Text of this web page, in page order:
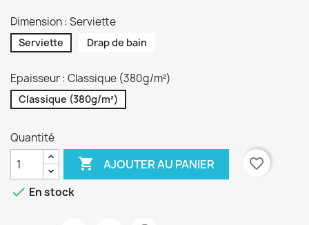
Dimension : Serviette
Serviette Drap de bain
Epaisseur : Classique (380g/m²)
Classique (380g/m²)
Quantité
 AJOUTER AU PANIER
favorite_border
 En stock